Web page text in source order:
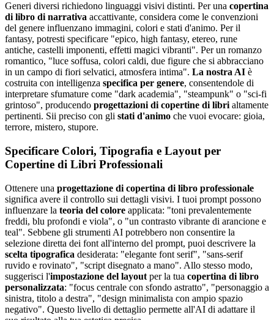
Generi diversi richiedono linguaggi visivi distinti. Per una copertina
di libro di narrativa accattivante, considera come le convenzioni
del genere influenzano immagini, colori e stati d'animo. Per il
fantasy, potresti specificare "epico, high fantasy, etereo, rune
antiche, castelli imponenti, effetti magici vibranti". Per un romanzo
romantico, "luce soffusa, colori caldi, due figure che si abbracciano
in un campo di fiori selvatici, atmosfera intima". La nostra AI è
costruita con intelligenza specifica per genere, consentendole di
interpretare sfumature come "dark academia", "steampunk" o "sci-fi
grintoso", producendo progettazioni di copertine di libri altamente
pertinenti. Sii preciso con gli stati d'animo che vuoi evocare: gioia,
terrore, mistero, stupore.
Specificare Colori, Tipografia e Layout per
Copertine di Libri Professionali
Ottenere una progettazione di copertina di libro professionale
significa avere il controllo sui dettagli visivi. I tuoi prompt possono
influenzare la teoria del colore applicata: "toni prevalentemente
freddi, blu profondi e viola", o "un contrasto vibrante di arancione e
teal". Sebbene gli strumenti AI potrebbero non consentire la
selezione diretta dei font all'interno del prompt, puoi descrivere la
scelta tipografica desiderata: "elegante font serif", "sans-serif
ruvido e rovinato", "script disegnato a mano". Allo stesso modo,
suggerisci l'impostazione del layout per la tua copertina di libro
personalizzata: "focus centrale con sfondo astratto", "personaggio a
sinistra, titolo a destra", "design minimalista con ampio spazio
negativo". Questo livello di dettaglio permette all'AI di adattare il